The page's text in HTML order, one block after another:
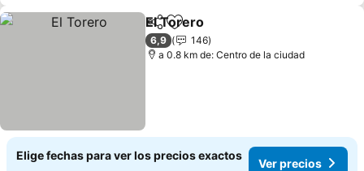
CompartirAgregar a favoritos
El Torero
6,9
146
a 0.8 km de: Centro de la ciudad
Elige fechas para ver los precios exactos
Ver precios